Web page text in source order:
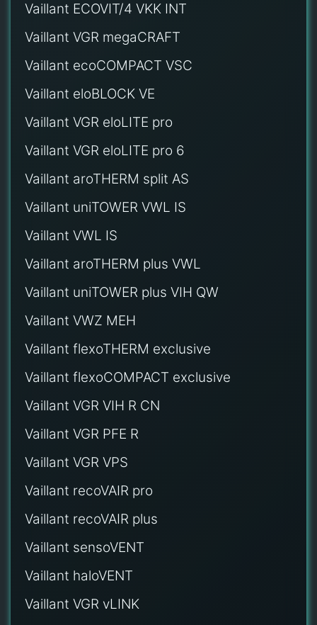
Vaillant ECOVIT/4 VKK INT
Vaillant VGR megaCRAFT
Vaillant ecoCOMPACT VSC
Vaillant eloBLOCK VE
Vaillant VGR eloLITE pro
Vaillant VGR eloLITE pro 6
Vaillant aroTHERM split AS
Vaillant uniTOWER VWL IS
Vaillant VWL IS
Vaillant aroTHERM plus VWL
Vaillant uniTOWER plus VIH QW
Vaillant VWZ MEH
Vaillant flexoTHERM exclusive
Vaillant flexoCOMPACT exclusive
Vaillant VGR VIH R CN
Vaillant VGR PFE R
Vaillant VGR VPS
Vaillant recoVAIR pro
Vaillant recoVAIR plus
Vaillant sensoVENT
Vaillant haloVENT
Vaillant VGR vLINK